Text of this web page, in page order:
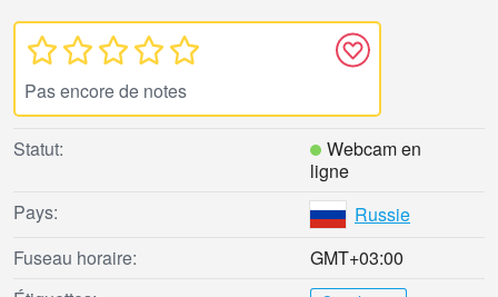
Pas encore de notes
Statut:
Webcam en
ligne
Pays:
Russie
Fuseau horaire:
GMT+03:00